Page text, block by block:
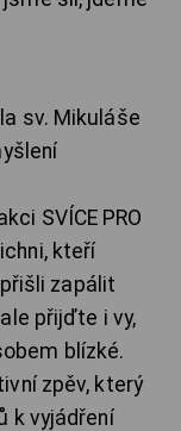
sv. Mikuláše
SVÍCE PRO
kteří
zapálit
přijďte i vy,
blízké.
zpěv, který
k vyjádření